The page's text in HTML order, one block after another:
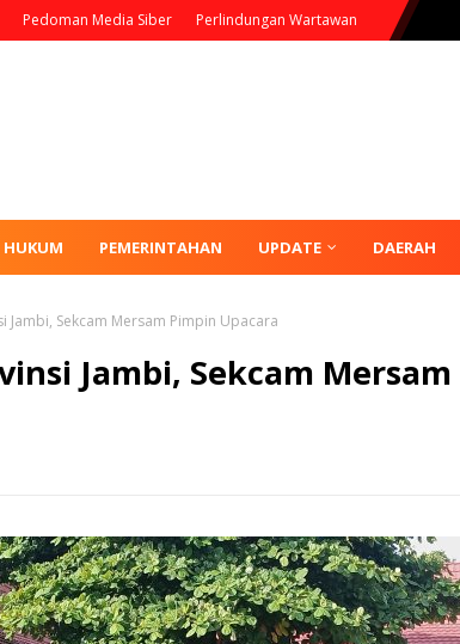
Pedoman Media Siber Perlindungan Wartawan
HUKUM PEMERINTAHAN UPDATE DAERAH
Jambi, Sekcam Mersam Pimpin Upacara
Jambi, Sekcam